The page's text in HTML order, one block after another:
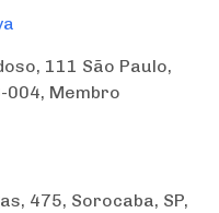
111 São Paulo,
004, Membro
475, Sorocaba, SP,